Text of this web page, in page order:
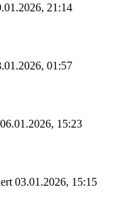
21:14
01:57
15:23
03.01.2026, 15:15